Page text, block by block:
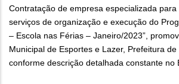
Contratação de empresa especializada
serviços de organização e execução do
– Escola nas Férias – Janeiro/2023”,
Municipal de Esportes e Lazer, Prefeitura de
conforme descrição detalhada constante no